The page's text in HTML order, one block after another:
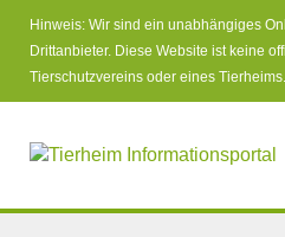
Hinweis: Wir sind ein unabhängiges
Drittanbieter. Diese Website ist keine
Tierschutzvereins oder eines Tierheims.